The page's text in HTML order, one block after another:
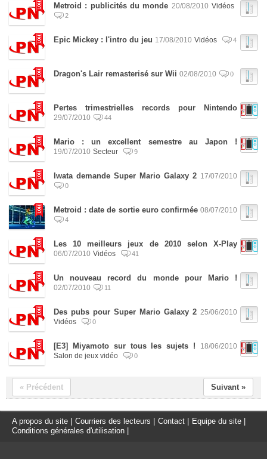
Metroid : publicités du monde 20/08/2010 Vidéos
2
Epic Mickey : l'intro du jeu 17/08/2010 Vidéos 4
Dragon's Lair remasterisé sur Wii 02/08/2010 0
Pertes trimestrielles records pour Nintendo
29/07/2010 44
Mario : un excellent semestre au Japon !
19/07/2010 Secteur 9
Iwata demande Super Mario Galaxy 2 17/07/2010
0
Metroid : date de sortie euro confirmée 08/07/2010
4
Les 10 meilleurs jeux de 2010 selon X-Play
06/07/2010 Vidéos 41
Un nouveau record du monde pour Mario !
02/07/2010 11
Des pubs pour Super Mario Galaxy 2 25/06/2010
Vidéos
0
[E3] Miyamoto sur tous les sujets !
18/06/2010
Salon de jeux vidéo
0
« Précédent Suivant »
A propos du site Courriers des lecteurs Contact Equipe du site
Conditions générales d'utilisation